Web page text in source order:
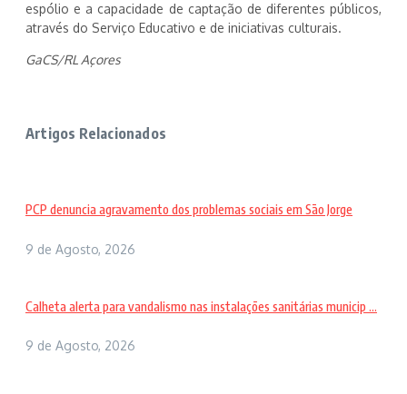
espólio e a capacidade de captação de diferentes públicos,
através do Serviço Educativo e de iniciativas culturais.
GaCS/RL Açores
Artigos Relacionados
PCP denuncia agravamento dos problemas sociais em São Jorge
9 de Agosto, 2026
Calheta alerta para vandalismo nas instalações sanitárias municip ...
9 de Agosto, 2026